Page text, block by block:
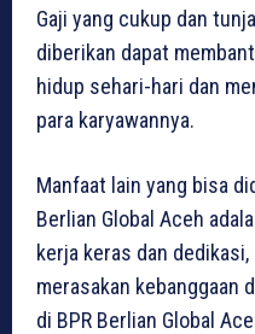
Gaji yang cukup dan
diberikan dapat
hidup sehari-hari dan
para karyawannya.
Manfaat lain yang bisa
Berlian Global Aceh
kerja keras dan
merasakan kebanggaan
di BPR Berlian Global